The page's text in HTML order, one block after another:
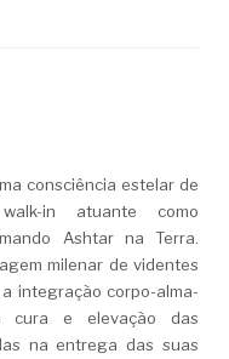
consciência estelar de
in atuante como
Ashtar na Terra.
milenar de videntes
integração corpo-alma-
cura e elevação das
na entrega das suas